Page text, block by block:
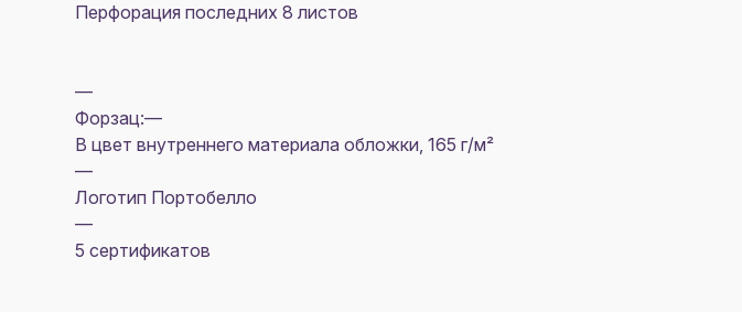
Перфорация последних 8 листов
—
Форзац:—
В цвет внутреннего материала обложки, 165 г/м²
—
Логотип Портобелло
—
5 сертификатов